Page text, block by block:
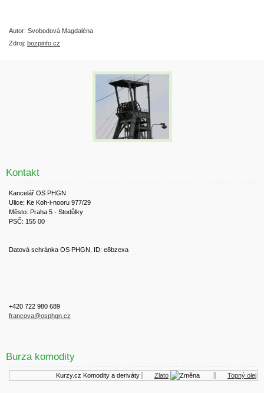
Autor: Svobodová Magdaléna
Zdroj: bozpinfo.cz
Kontakt
Kancelář OS PHGN
Ulice: Ke Koh-i-nooru 977/29
Město: Praha 5 - Stodůlky
PSČ: 155 00
Datová schránka OS PHGN, ID: e8bzexa
+420 722 980 689
francova@osphgn.cz
Burza komodity
Kurzy.cz Komodity a deriváty Zlato Topný olej